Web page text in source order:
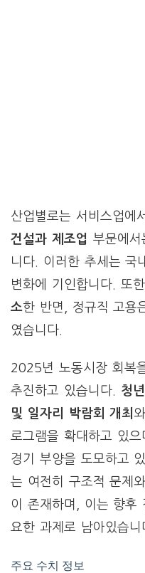
산업별로는 서비스업에
건설과 제조업 부문에
니다. 이러한 추세는 국
변화에 기인합니다. 또
소한 반면, 정규직 고용
였습니다.
2025년 노동시장 회복
추진하고 있습니다. 청
및 일자리 박람회 개최
로그램을 확대하고 있
경기 부양을 도모하고
는 여전히 구조적 문제
이 존재하며, 이는 향후
요한 과제로 남아있습니
주요 수치 정보